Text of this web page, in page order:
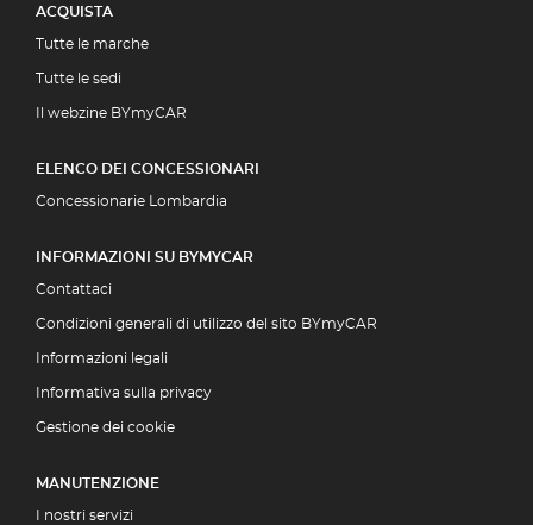
ACQUISTA
Tutte le marche
Tutte le sedi
Il webzine BYmyCAR
ELENCO DEI CONCESSIONARI
Concessionarie Lombardia
INFORMAZIONI SU BYMYCAR
Contattaci
Condizioni generali di utilizzo del sito BYmyCAR
Informazioni legali
Informativa sulla privacy
Gestione dei cookie
MANUTENZIONE
I nostri servizi